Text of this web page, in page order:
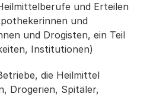
und Erteilen
und
und Drogisten, ein Teil
Institutionen)
die Heilmittel
Drogerien, Spitäler,